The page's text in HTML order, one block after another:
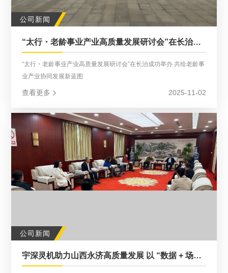
公司新闻
“太行・老龄事业产业高质量发展研讨会”在长治成功举办 共绘老龄事业产业协同发展新蓝图
“太行・老龄事业产业高质量发展研讨会”在长治成功举办 共绘老龄事
业产业协同发展新蓝图
查看更多 2025-11-02
公司新闻
宇深灵机助力山西永济高质量发展 以 “数据 + 场景” 赋能智慧城市建设